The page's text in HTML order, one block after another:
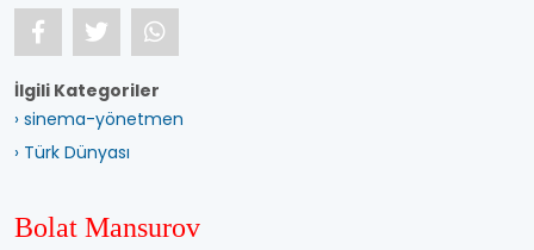
İlgili Kategoriler
› sinema-yönetmen
› Türk Dünyası
Bolat Mansurov